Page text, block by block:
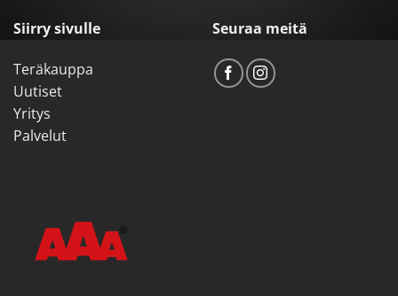
Siirry sivulle
Teräkauppa
Uutiset
Yritys
Palvelut
Seuraa meitä